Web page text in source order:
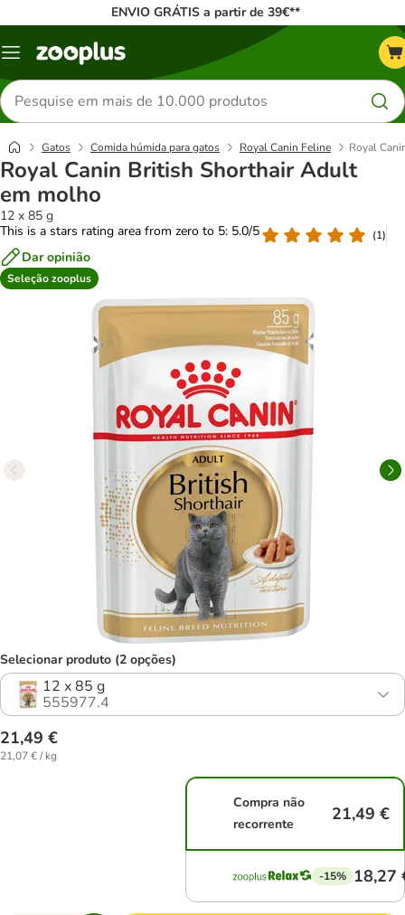
ENVIO GRÁTIS a partir de 39€**
Menu
Pesquisar
produtos
Gatos Comida húmida para gatos Royal Canin Feline Royal
Royal Canin British Shorthair Adult
em molho
12 x 85 g
This is a stars rating area from zero to 5: 5.0/5
(1)
Dar opinião
Seleção zooplus
Selecionar produto (2 opções)
12 x 85 g
555977.4
21,49 €
21,07 € / kg
Compra não
recorrente
21,49 €
-15% 18,27